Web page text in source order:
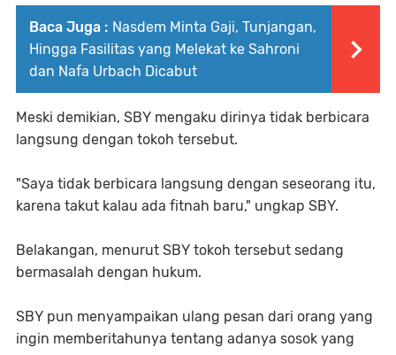
Baca Juga : Nasdem Minta Gaji, Tunjangan,
Hingga Fasilitas yang Melekat ke Sahroni
dan Nafa Urbach Dicabut
Meski demikian, SBY mengaku dirinya tidak berbicara
langsung dengan tokoh tersebut.
"Saya tidak berbicara langsung dengan seseorang itu,
karena takut kalau ada fitnah baru," ungkap SBY.
Belakangan, menurut SBY tokoh tersebut sedang
bermasalah dengan hukum.
SBY pun menyampaikan ulang pesan dari orang yang
ingin memberitahunya tentang adanya sosok yang